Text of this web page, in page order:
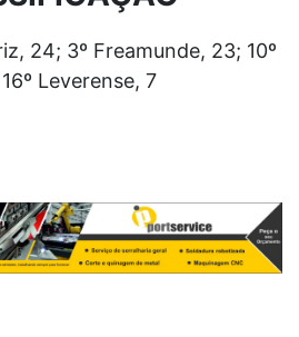
24; 3º Freamunde, 23; 10º
Leverense, 7